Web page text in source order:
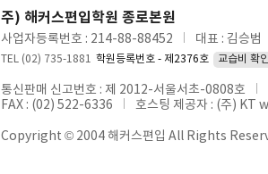
주) 해커스편입학원 종로본원
사업자등록번호 : 214-88-88452 대표 : 김승범
TEL (02) 735-1881 학원등록번호 - 제2376호 교습비 확
통신판매 신고번호 : 제 2012-서울서초-0808호
FAX : (02) 522-6336
호스팅 제공자 : (주)
Copyright © 2004 해커스편입 All Rights